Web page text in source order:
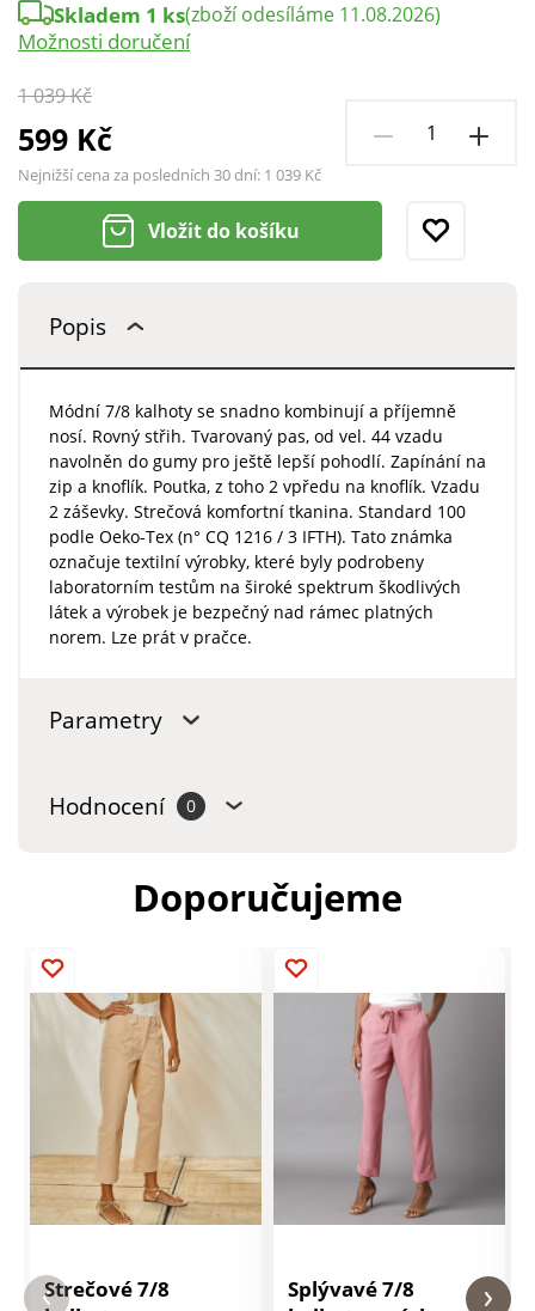
1 039 Kč
599 Kč
Nejnižší cena za posledních 30 dní: 1 039 Kč
Skladem 1 ks(zboží odesíláme 11.08.2026)
Možnosti doručení
Vložit do košíku
Popis
Módní 7/8 kalhoty se snadno kombinují a příjemně
nosí. Rovný střih. Tvarovaný pas, od vel. 44 vzadu
navolněn do gumy pro ještě lepší pohodlí. Zapínání na
zip a knoflík. Poutka, z toho 2 vpředu na knoflík. Vzadu
2 záševky. Strečová komfortní tkanina. Standard 100
podle Oeko-Tex (n° CQ 1216 / 3 IFTH). Tato známka
označuje textilní výrobky, které byly podrobeny
laboratorním testům na široké spektrum škodlivých
látek a výrobek je bezpečný nad rámec platných
norem. Lze prát v pračce.
Parametry
Hodnocení 0
Doporučujeme
Strečové 7/8
Splývavé 7/8